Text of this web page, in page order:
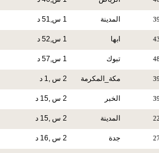
39 المدينة 1 س,51 د
43 ابها 1 س,52 د
48 تبوك 1 س,57 د
39 مكة_المكرمة 2 س ,1 د
39 الخبر 2 س ,15 د
22 المدينة 2 س ,15 د
جدة 2 س ,16 د